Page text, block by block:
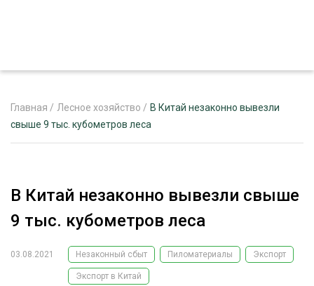
РЕКЛАМОДАТЕЛЯМ
ЛЕСНОЕ ХОЗЯЙСТВО
Главная / Лесное хозяйство / В Китай незаконно вывезли
свыше 9 тыс. кубометров леса
В Китай незаконно вывезли свыше
9 тыс. кубометров леса
03.08.2021 Незаконный сбыт Пиломатериалы Экспорт
Экспорт в Китай